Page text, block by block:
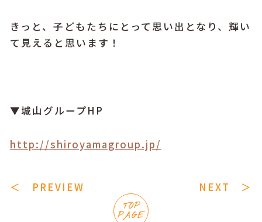
きっと、子どもたちにとって思い出となり、輝い
て見えると思います！
▼城山グループHP
http://shiroyamagroup.jp/
＜ PREVIEW
TOP
PAGE
NEXT ＞